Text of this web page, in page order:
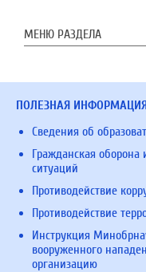
МЕНЮ РАЗДЕЛА
ПОЛЕЗНАЯ
Сведения об
Гражданская
ситуаций
Противодействие
Противодействие
Инструкция
вооруженного
организацию